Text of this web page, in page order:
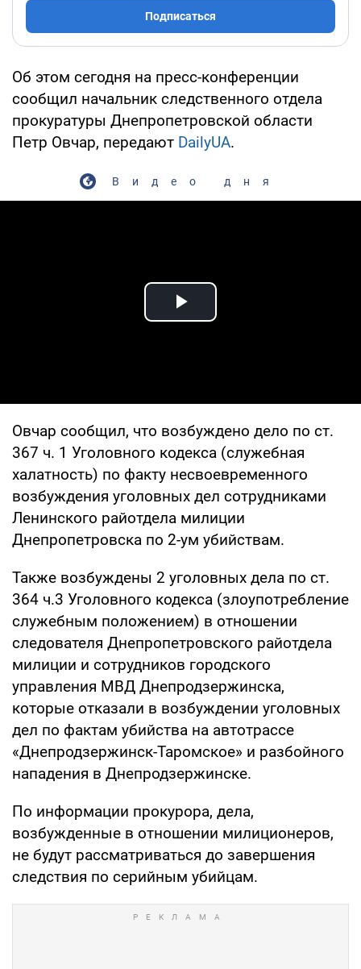
Подписаться
Об этом сегодня на пресс-конференции
сообщил начальник следственного отдела
прокуратуры Днепропетровской области
Петр Овчар, передают DailyUA.
Видео дня
Play Video
Овчар сообщил, что возбуждено дело по ст.
367 ч. 1 Уголовного кодекса (служебная
халатность) по факту несвоевременного
возбуждения уголовных дел сотрудниками
Ленинского райотдела милиции
Днепропетровска по 2-ум убийствам.
Также возбуждены 2 уголовных дела по ст.
364 ч.3 Уголовного кодекса (злоупотребление
служебным положением) в отношении
следователя Днепропетровского райотдела
милиции и сотрудников городского
управления МВД Днепродзержинска,
которые отказали в возбуждении уголовных
дел по фактам убийства на автотрассе
«Днепродзержинск-Таромское» и разбойного
нападения в Днепродзержинске.
По информации прокурора, дела,
возбужденные в отношении милиционеров,
не будут рассматриваться до завершения
следствия по серийным убийцам.